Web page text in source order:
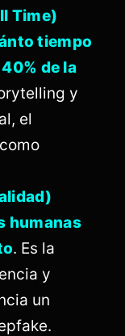
Time)
tiempo
de la
y
el
humanas
. Es la
y
un